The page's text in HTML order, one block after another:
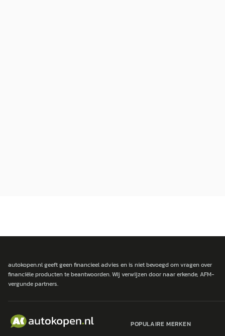
autokopen.nl geeft geen financieel advies en is niet bevoegd om vragen over
financiële producten te beantwoorden. Wij verwijzen door naar erkende, AFM-
vergunde partners.
POPULAIRE MERKEN